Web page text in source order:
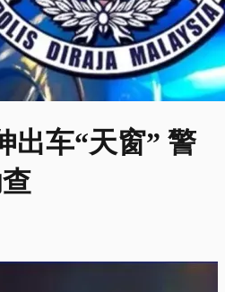
出车“天窗” 警